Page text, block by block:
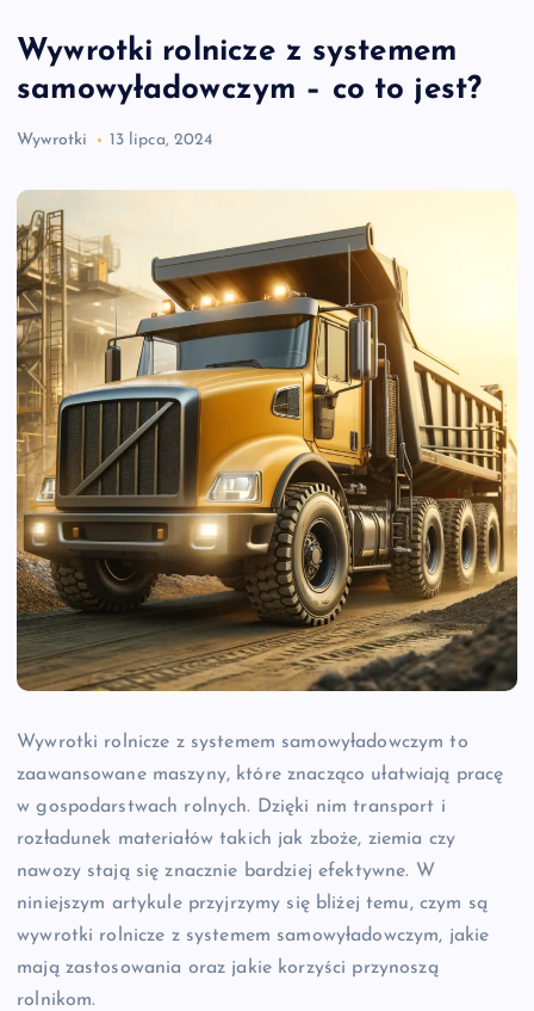
Wywrotki rolnicze z systemem
samowyładowczym – co to jest?
Wywrotki 13 lipca, 2024
Wywrotki rolnicze z systemem samowyładowczym to
zaawansowane maszyny, które znacząco ułatwiają pracę
w gospodarstwach rolnych. Dzięki nim transport i
rozładunek materiałów takich jak zboże, ziemia czy
nawozy stają się znacznie bardziej efektywne. W
niniejszym artykule przyjrzymy się bliżej temu, czym są
wywrotki rolnicze z systemem samowyładowczym, jakie
mają zastosowania oraz jakie korzyści przynoszą
rolnikom.